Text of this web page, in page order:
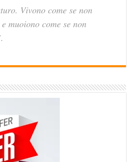
Vivono come se non
muoiono come se non